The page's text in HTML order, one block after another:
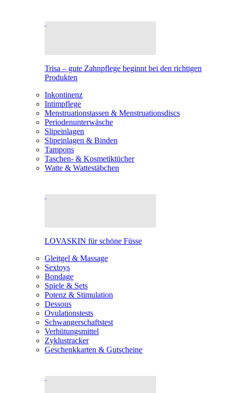
Trisa – gute Zahnpflege beginnt bei den richtigen
Produkten
Inkontinenz
Intimpflege
Menstruationstassen & Menstruationsdiscs
Periodenunterwäsche
Slipeinlagen
Slipeinlagen & Binden
Tampons
Taschen- & Kosmetiktücher
Watte & Wattestäbchen
LOVASKIN für schöne Füsse
Gleitgel & Massage
Sextoys
Bondage
Spiele & Sets
Potenz & Stimulation
Dessous
Ovulationstests
Schwangerschaftstest
Verhütungsmittel
Zyklustracker
Geschenkkarten & Gutscheine